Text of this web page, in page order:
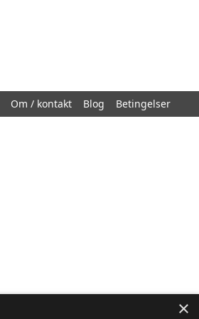
Om / kontakt Blog Betingelser
×